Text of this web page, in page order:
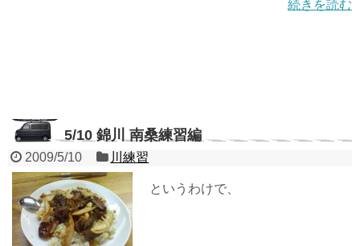
続きを読む
5/10 錦川 南桑練習編
2009/5/10 川練習
というわけで、